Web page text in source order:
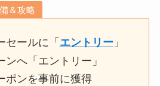
＆攻略
セールに「 エントリー」
ンへ「エントリー」
ポンを事前に獲得